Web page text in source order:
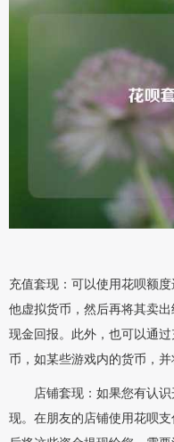
充值套现：可以使用花呗额
他虚拟货币，然后再将其卖
现金回报。此外，也可以通
币，如某些游戏内的货币，并
店铺套现：如果您有认
现。在朋友的店铺使用花呗